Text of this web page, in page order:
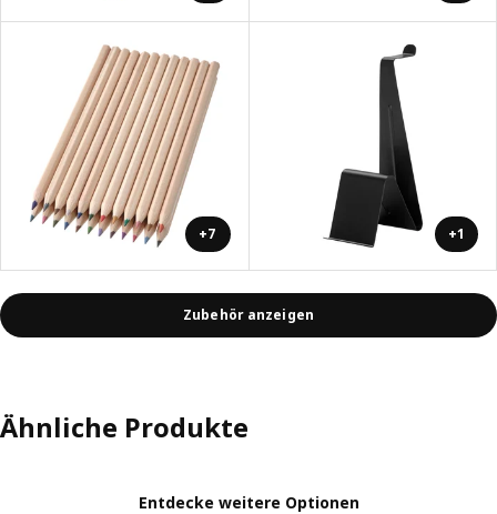
+7 +1
Zubehör anzeigen
Ähnliche Produkte
Entdecke weitere Optionen